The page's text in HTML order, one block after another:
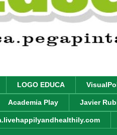
LOGO EDUCA
Academia Play Javier